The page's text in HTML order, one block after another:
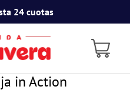
24 cuotas
in Action